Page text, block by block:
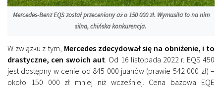
Mercedes-Benz EQS został przeceniony aż o 150 000 zł. Wymusiła to na nim
silna, chińska konkurencja.
W związku z tym, Mercedes zdecydował się na obniżenie, i to
drastyczne, cen swoich aut. Od 16 listopada 2022 r. EQS 450
jest dostępny w cenie od 845 000 juanów (prawie 542 000 zł) –
około 150 000 zł mniej niż wcześniej. Cena bazowa EQE